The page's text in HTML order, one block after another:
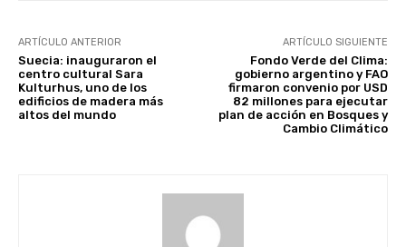
ARTÍCULO ANTERIOR
Suecia: inauguraron el
centro cultural Sara
Kulturhus, uno de los
edificios de madera más
altos del mundo
ARTÍCULO SIGUIENTE
Fondo Verde del Clima:
gobierno argentino y FAO
firmaron convenio por USD
82 millones para ejecutar
plan de acción en Bosques y
Cambio Climático